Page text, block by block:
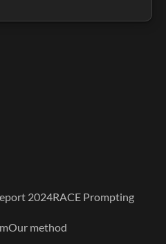
2024RACE Prompting
Our method